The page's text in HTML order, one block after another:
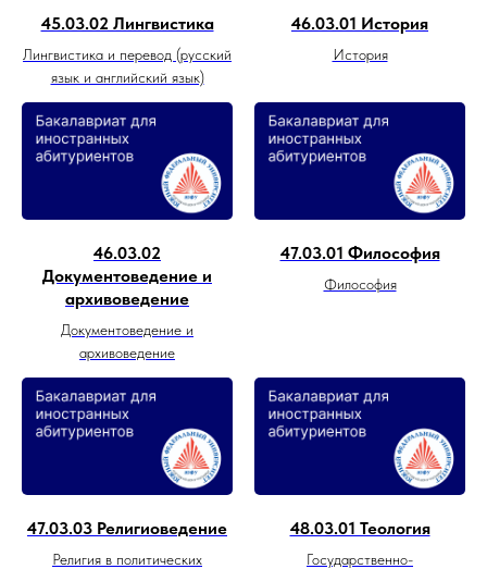
45.03.02 Лингвистика
Лингвистика и перевод (русский
язык и английский язык)
46.03.01 История
История
46.03.02
Документоведение и
архивоведение
Документоведение и
архивоведение
47.03.01 Философия
Философия
47.03.03 Религиоведение
Религия в политических
48.03.01 Теология
Государственно-